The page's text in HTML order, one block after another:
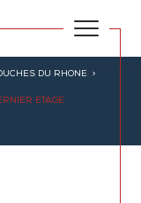
DU RHONE
ETAGE